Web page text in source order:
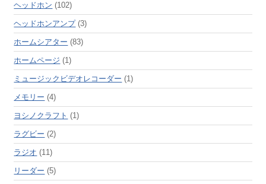
ヘッドホン (102)
ヘッドホンアンプ(3)
ホームシアター (83)
ホームページ (1)
ミュージックビデオレコーダー (1)
メモリー (4)
ヨシノクラフト (1)
ラグビー (2)
ラジオ (11)
リーダー (5)